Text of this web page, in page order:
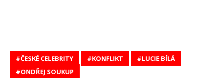
ČESKÉ CELEBRITY KONFLIKT
LUCIE BÍLÁ
ONDŘEJ SOUKUP